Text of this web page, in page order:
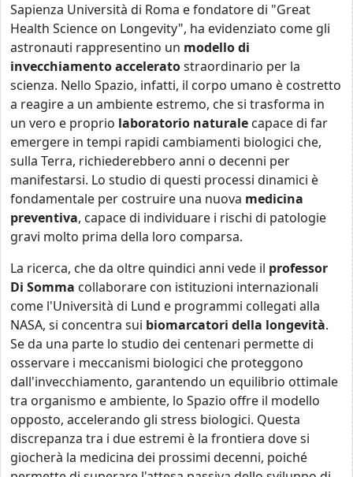
Sapienza Università di Roma e fondatore di "Great
Health Science on Longevity", ha evidenziato come gli
astronauti rappresentino un modello di
invecchiamento acceleratostraordinario per la
scienza. Nello Spazio, infatti, il corpo umano è costretto
a reagire a un ambiente estremo, che si trasforma in
un vero e proprio laboratorio naturale capace di far
emergere in tempi rapidi cambiamenti biologici che,
sulla Terra, richiederebbero anni o decenni per
manifestarsi. Lo studio di questi processi dinamici è
fondamentale per costruire una nuova medicina
preventiva, capace di individuare i rischi di patologie
gravi molto prima della loro comparsa.
La ricerca, che da oltre quindici anni vede il professor
Di Somma collaborare con istituzioni internazionali
come l'Università di Lund e programmi collegati alla
NASA, si concentra sui biomarcatori della longevità.
Se da una parte lo studio dei centenari permette di
osservare i meccanismi biologici che proteggono
dall'invecchiamento, garantendo un equilibrio ottimale
tra organismo e ambiente, lo Spazio offre il modello
opposto, accelerando gli stress biologici. Questa
discrepanza tra i due estremi è la frontiera dove si
giocherà la medicina dei prossimi decenni, poiché